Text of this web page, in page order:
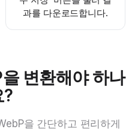
과를 다운로드합니다.
변환해야 하나
?
을 간단하고 편리하게